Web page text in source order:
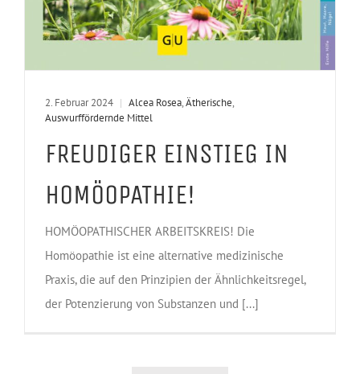
2. Februar 2024 | Alcea Rosea,Ätherische,
Auswurffördernde Mittel
FREUDIGER EINSTIEG IN
HOMÖOPATHIE!
HOMÖOPATHISCHER ARBEITSKREIS! Die
Homöopathie ist eine alternative medizinische
Praxis, die auf den Prinzipien der Ähnlichkeitsregel,
der Potenzierung von Substanzen und [...]